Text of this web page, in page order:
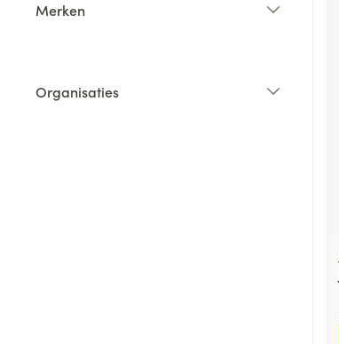
Merken
Organisaties